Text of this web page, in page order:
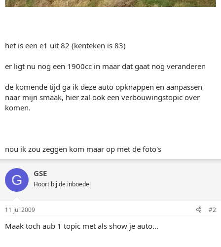
het is een e1 uit 82 (kenteken is 83)
er ligt nu nog een 1900cc in maar dat gaat nog veranderen
de komende tijd ga ik deze auto opknappen en aanpassen
naar mijn smaak, hier zal ook een verbouwingstopic over
komen.
nou ik zou zeggen kom maar op met de foto's
G GSE
Hoort bij de inboedel
11 jul 2009 #2
Maak toch aub 1 topic met als show je auto...